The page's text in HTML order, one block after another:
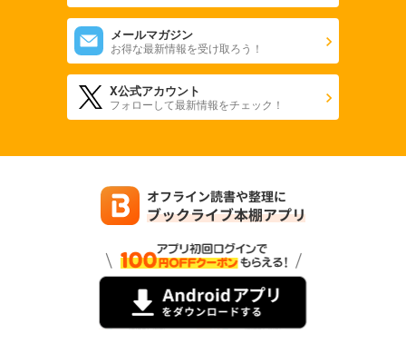
メールマガジン
お得な最新情報を受け取ろう！
X公式アカウント
フォローして最新情報をチェック！